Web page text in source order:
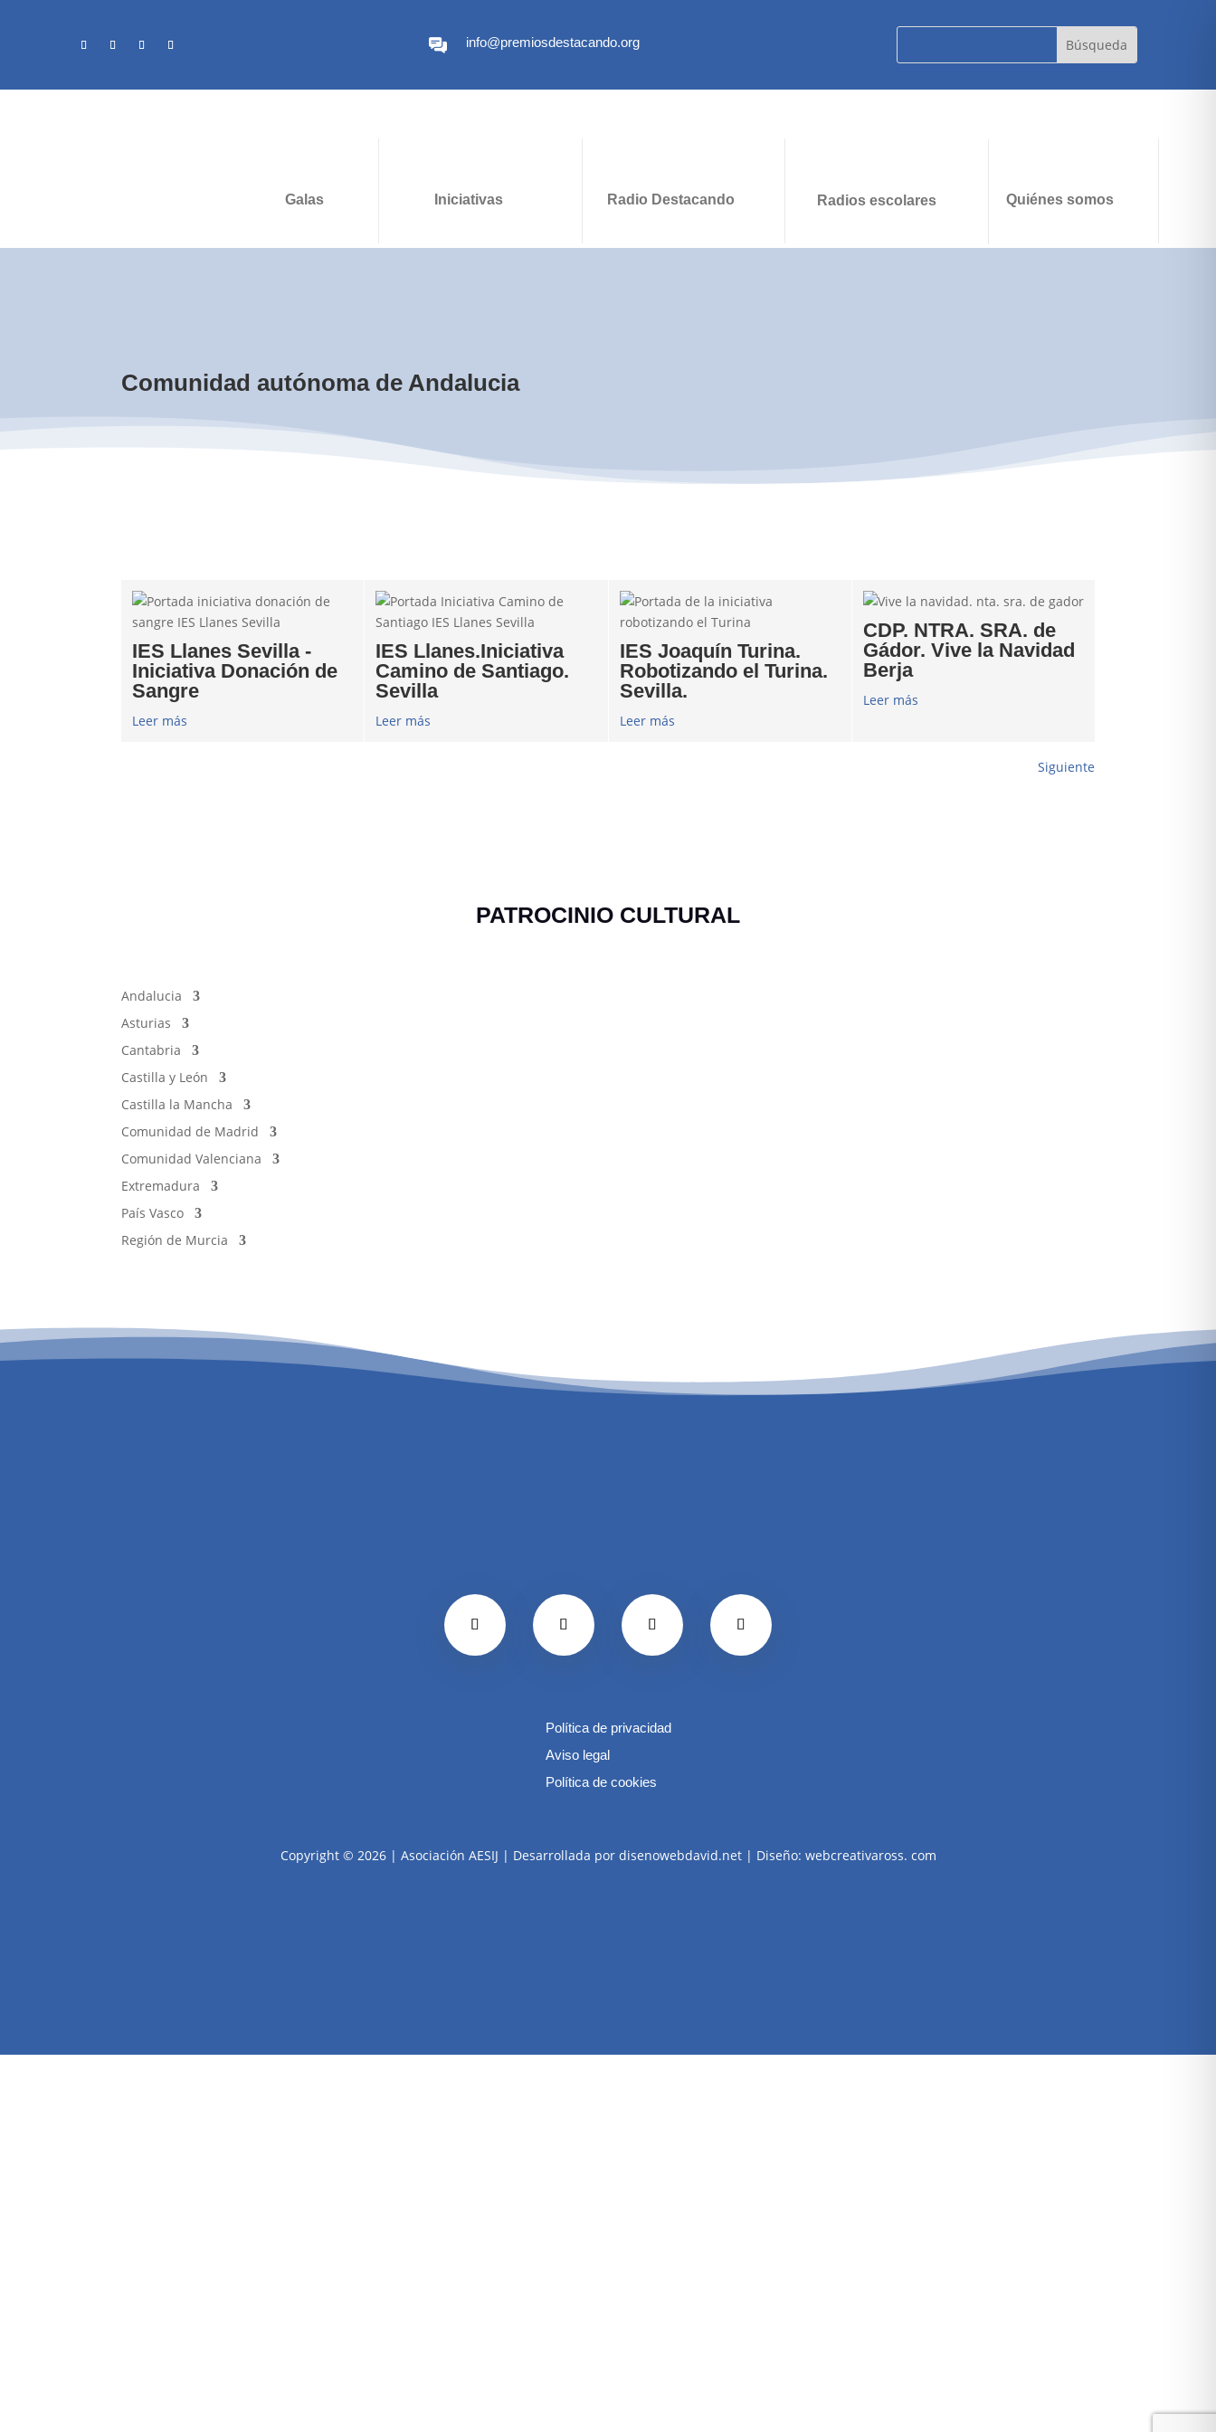
info@premiosdestacando.org
Galas Iniciativas Radio Destacando Radios escolares Quiénes somos
Comunidad autónoma de Andalucia
IES Llanes Sevilla -
Iniciativa Donación de
Sangre
Leer más
IES Llanes.Iniciativa
Camino de Santiago.
Sevilla
Leer más
IES Joaquín Turina.
Robotizando el Turina.
Sevilla.
Leer más
CDP. NTRA. SRA. de
Gádor. Vive la Navidad
Berja
Leer más
Siguiente
PATROCINIO CULTURAL
Andalucia
Asturias
Cantabria
Castilla y León
Castilla la Mancha
Comunidad de Madrid
Comunidad Valenciana
Extremadura
País Vasco
Región de Murcia
Política de privacidad
Aviso legal
Política de cookies
Copyright © 2026 | Asociación AESIJ | Desarrollada por disenowebdavid.net | Diseño: webcreativaross. com